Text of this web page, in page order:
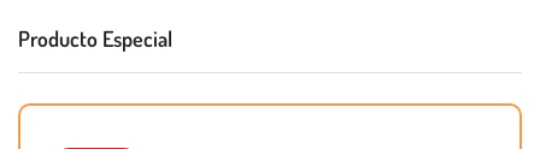
Producto Especial